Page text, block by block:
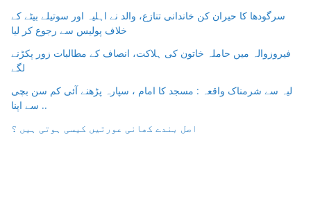
سرگودھا کا حیران کن خاندانی تنازع، والد نے اہلیہ اور سوتیلے بیٹے کے
خلاف پولیس سے رجوع کر لیا
فیروزوالہ میں حاملہ خاتون کی ہلاکت، انصاف کے مطالبات زور پکڑنے
لگے
لیہ سے شرمناک واقعہ : مسجد کا امام ، سپارہ پڑھنے آئی کم سن بچی
سے اپنا ..
اصل بندے کھانی عورتیں کیسی ہوتی ہیں ؟